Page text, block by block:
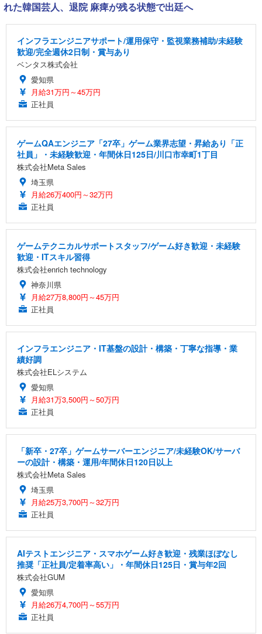
れた韓国芸人、退院 麻痺が残る状態で出廷へ
インフラエンジニアサポート/運用保守・監視業務補助/未経験
歓迎/完全週休2日制・賞与あり
ベンタス株式会社
愛知県
月給31万円～45万円
正社員
ゲームQAエンジニア「27卒」ゲーム業界志望・昇給あり「正
社員」・未経験歓迎・年間休日125日/川口市幸町1丁目
株式会社Meta Sales
埼玉県
月給26万400円～32万円
正社員
ゲームテクニカルサポートスタッフ/ゲーム好き歓迎・未経験
歓迎・ITスキル習得
株式会社enrich technology
神奈川県
月給27万8,800円～45万円
正社員
インフラエンジニア・IT基盤の設計・構築・丁寧な指導・業
績好調
株式会社ELシステム
愛知県
月給31万3,500円～50万円
正社員
「新卒・27卒」ゲームサーバーエンジニア/未経験OK/サーバ
ーの設計・構築・運用/年間休日120日以上
株式会社Meta Sales
埼玉県
月給25万3,700円～32万円
正社員
AIテストエンジニア・スマホゲーム好き歓迎・残業ほぼなし
推奨「正社員/定着率高い」・年間休日125日・賞与年2回
株式会社GUM
愛知県
月給26万4,700円～55万円
正社員